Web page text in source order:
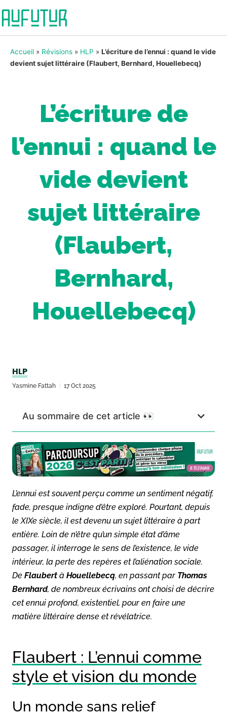
Accueil » Révisions » HLP » L’écriture de l’ennui : quand le vide
devient sujet littéraire (Flaubert, Bernhard, Houellebecq)
L’écriture de
l’ennui : quand le
vide devient
sujet littéraire
(Flaubert,
Bernhard,
Houellebecq)
HLP
Yasmine Fattah 17 Oct 2025
Au sommaire de cet article 👀
L’ennui est souvent perçu comme un sentiment négatif,
fade, presque indigne d’être exploré. Pourtant, depuis
le XIXe siècle, il est devenu un sujet littéraire à part
entière. Loin de n’être qu’un simple état d’âme
passager, il interroge le sens de l’existence, le vide
intérieur, la perte des repères et l’aliénation sociale.
De Flaubert à Houellebecq, en passant par Thomas
Bernhard, de nombreux écrivains ont choisi de décrire
cet ennui profond, existentiel, pour en faire une
matière littéraire dense et révélatrice.
Flaubert : L’ennui comme
style et vision du monde
Un monde sans relief